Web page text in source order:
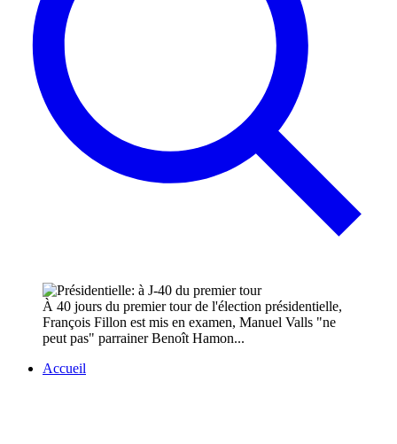
À 40 jours du premier tour de l'élection présidentielle,
François Fillon est mis en examen, Manuel Valls "ne
peut pas" parrainer Benoît Hamon...
Accueil